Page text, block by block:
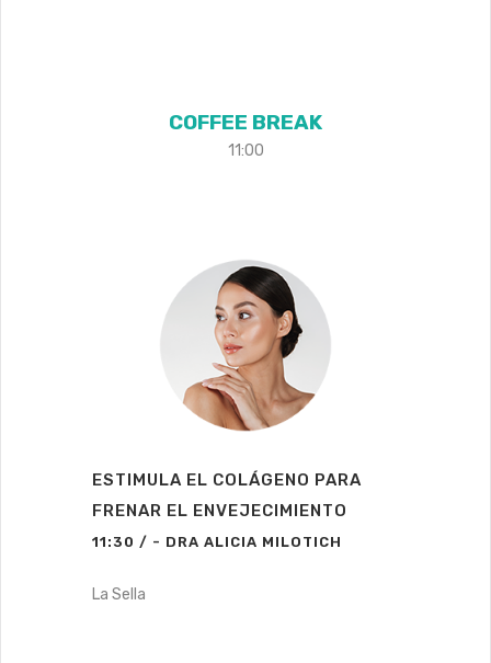
COFFEE BREAK
11:00
ESTIMULA EL COLÁGENO PARA
FRENAR EL ENVEJECIMIENTO
11:30 / - DRA ALICIA MILOTICH
La Sella